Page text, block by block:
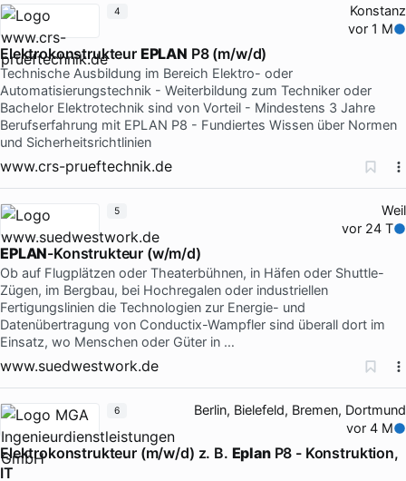
Konstanz
vor 1 M
Elektrokonstrukteur EPLAN P8 (m/w/d)
Technische Ausbildung im Bereich Elektro- oder
Automatisierungstechnik - Weiterbildung zum Techniker oder
Bachelor Elektrotechnik sind von Vorteil - Mindestens 3 Jahre
Berufserfahrung mit EPLAN P8 - Fundiertes Wissen über Normen
und Sicherheitsrichtlinien
www.crs-prueftechnik.de
4
Weil
vor 24 T
EPLAN-Konstrukteur (w/m/d)
Ob auf Flugplätzen oder Theaterbühnen, in Häfen oder Shuttle-
Zügen, im Bergbau, bei Hochregalen oder industriellen
Fertigungslinien die Technologien zur Energie- und
Datenübertragung von Conductix-Wampfler sind überall dort im
Einsatz, wo Menschen oder Güter in …
www.suedwestwork.de
5
Berlin, Bielefeld, Bremen, Dortmund
vor 4 M
Elektrokonstrukteur (m/w/d) z. B. EplanP8 - Konstruktion,
IT
6